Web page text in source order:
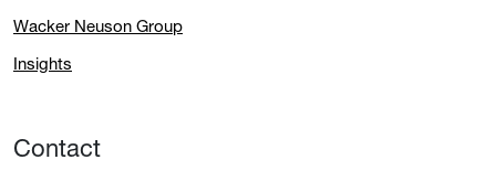
Wacker Neuson Group
Insights
Contact